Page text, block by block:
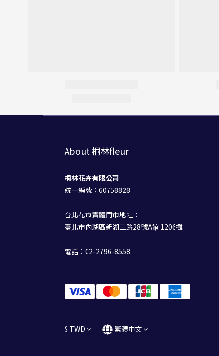
About 桐林fleur
桐林花卉有限公司
統一編號：60758828
台北花市實體門市地址：
臺北市內湖區新湖三路28號A館 1206攤
電話：02-2796-8558
$ TWD 繁體中文